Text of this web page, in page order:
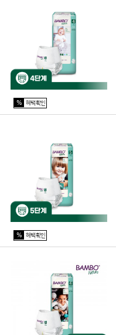
% 혜택확인
% 혜택확인